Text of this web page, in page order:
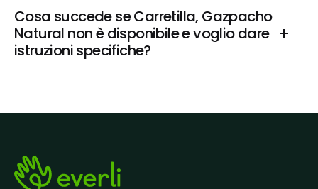
Cosa succede se Carretilla, Gazpacho
Natural non è disponibile e voglio dare
istruzioni specifiche?